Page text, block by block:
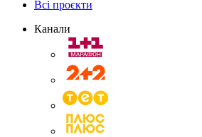
Всі проєкти
Канали